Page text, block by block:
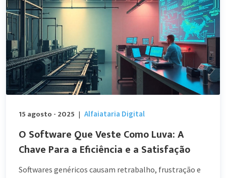
15 agosto - 2025 | Alfaiataria Digital
O Software Que Veste Como Luva: A
Chave Para a Eficiência e a Satisfação
Softwares genéricos causam retrabalho, frustração e